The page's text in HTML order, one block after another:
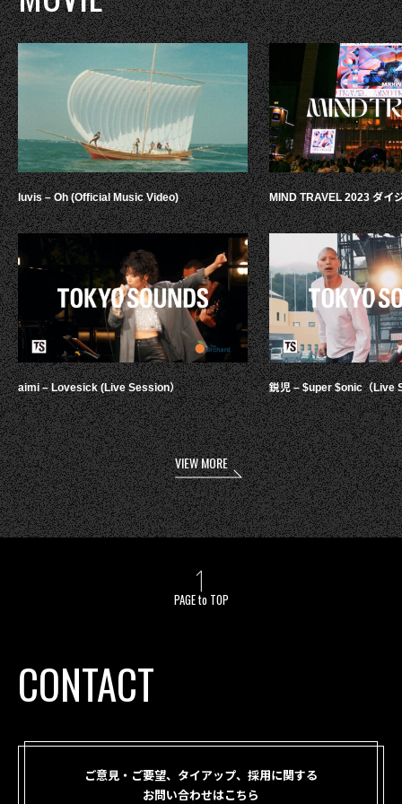
luvis – Oh (Official Music Video)
aimi – Lovesick (Live Session）
MIND TRAVEL 2023 ダイ
鋭児 – $uper $onic（Live
VIEW MORE
PAGE to TOP
CONTACT
ご意見・ご要望、タイアップ、採用に関する
お問い合わせはこちら